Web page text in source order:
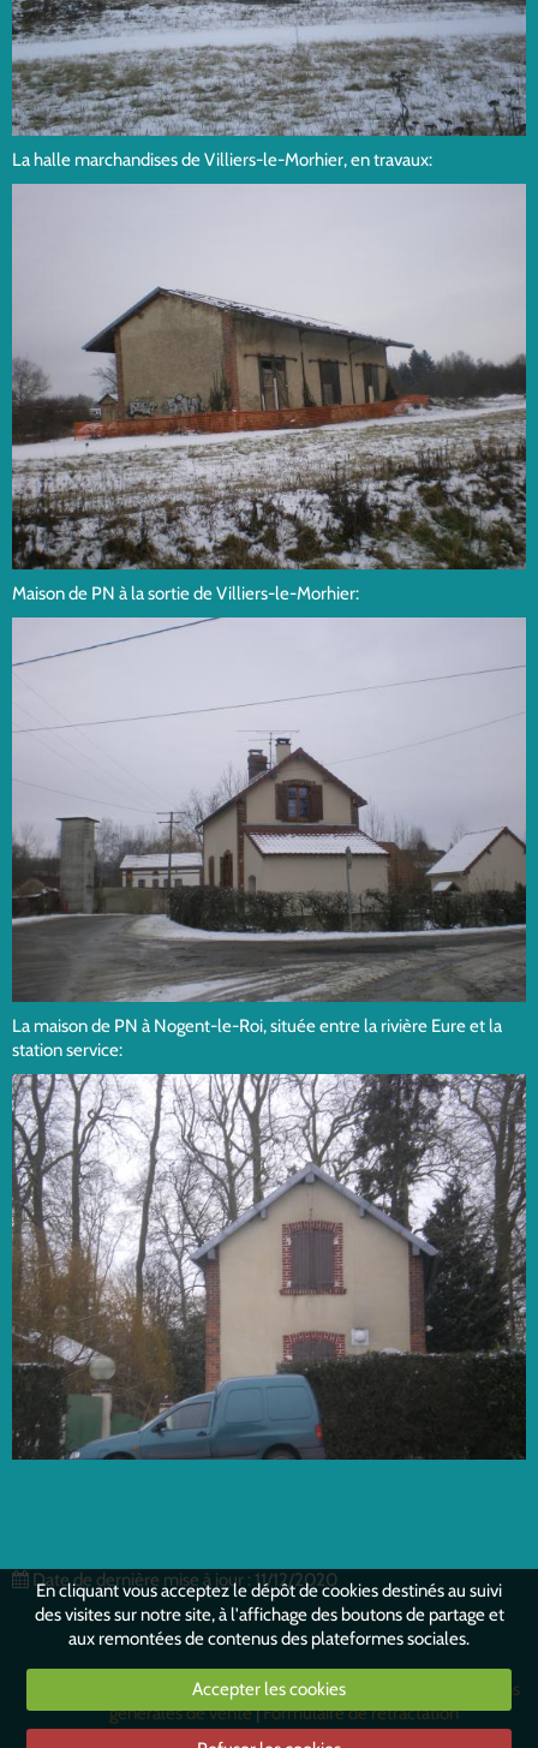
La halle marchandises de Villiers-le-Morhier, en travaux:
Maison de PN à la sortie de Villiers-le-Morhier:
La maison de PN à Nogent-le-Roi, située entre la rivière Eure et la
station service:
Date de dernière mise à jour : 11/12/2020
Conditions générales d'utilisation
Conditions
générales de vente Formulaire de rétractation
En cliquant vous acceptez le dépôt de cookies destinés au suivi
des visites sur notre site, à l'affichage des boutons de partage et
aux remontées de contenus des plateformes sociales.
Accepter les cookies